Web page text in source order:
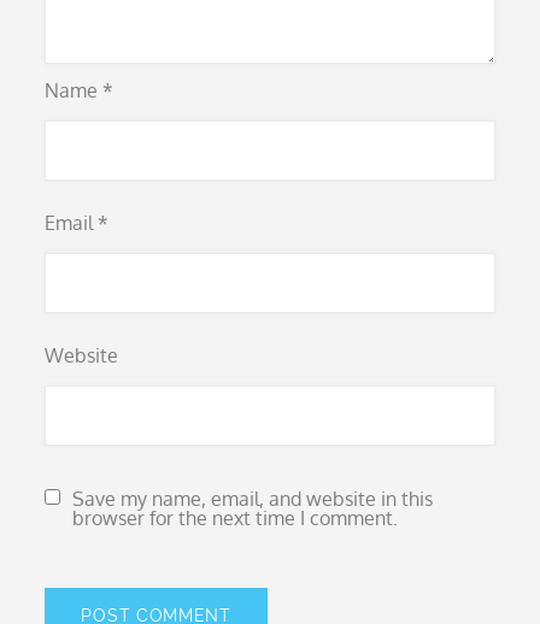
Name *
Email *
Website
Save my name, email, and website in this
browser for the next time I comment.